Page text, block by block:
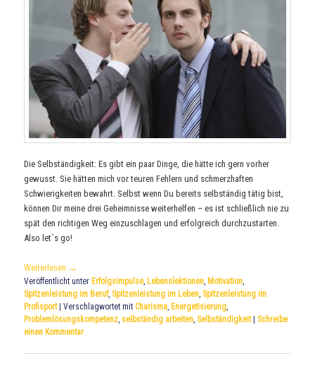
Die Selbständigkeit: Es gibt ein paar Dinge, die hätte ich gern vorher
gewusst. Sie hätten mich vor teuren Fehlern und schmerzhaften
Schwierigkeiten bewahrt. Selbst wenn Du bereits selbständig tätig bist,
können Dir meine drei Geheimnisse weiterhelfen – es ist schließlich nie zu
spät den richtigen Weg einzuschlagen und erfolgreich durchzustarten.
Also let´s go!
Weiterlesen →
Veröffentlicht unter Erfolgsimpulse, Lebenslektionen, Motivation,
Spitzenleistung im Beruf, Spitzenleistung im Leben, Spitzenleistung im
Profisport
|Verschlagwortet mit Charisma, Energetisierung,
Problemlösungskompetenz, selbständig arbeiten, Selbständigkeit
Schreibe
einen Kommentar